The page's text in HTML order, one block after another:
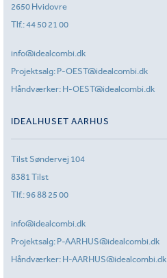
2650 Hvidovre
Tlf.:44 50 21 00
info@idealcombi.dk
Projektsalg: P-OEST@idealcombi.dk
Håndværker: H-OEST@idealcombi.dk
IDEALHUSET AARHUS
Tilst Søndervej 104
8381 Tilst
Tlf.:96 88 25 00
info@idealcombi.dk
Projektsalg: P-AARHUS@idealcombi.dk
Håndværker: H-AARHUS@idealcombi.dk